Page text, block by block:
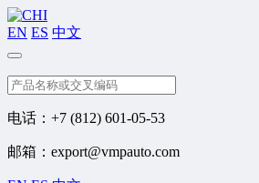
EN ES 中文
搜索
电话：+7 (812) 601-05-53
邮箱：export@vmpauto.com